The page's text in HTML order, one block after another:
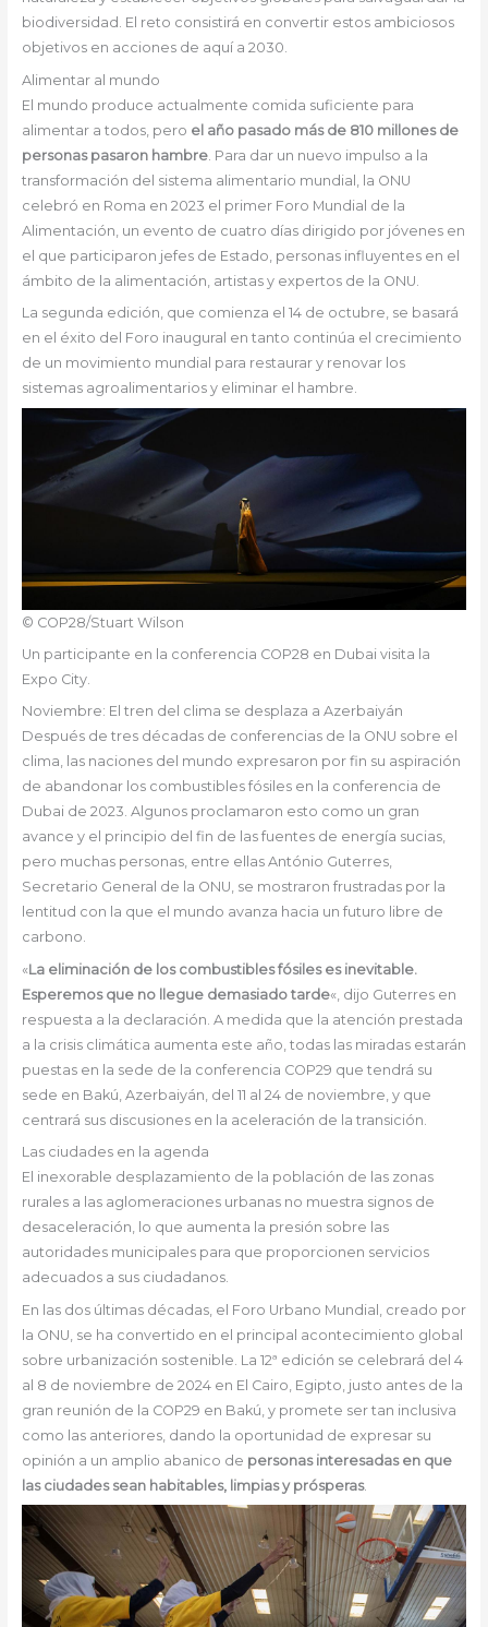
biodiversidad. El reto consistirá en convertir estos ambiciosos
objetivos en acciones de aquí a 2030.
Alimentar al mundo
El mundo produce actualmente comida suficiente para
alimentar a todos, pero el año pasado más de 810 millones de
personas pasaron hambre. Para dar un nuevo impulso a la
transformación del sistema alimentario mundial, la ONU
celebró en Roma en 2023 el primer Foro Mundial de la
Alimentación, un evento de cuatro días dirigido por jóvenes en
el que participaron jefes de Estado, personas influyentes en el
ámbito de la alimentación, artistas y expertos de la ONU.
La segunda edición, que comienza el 14 de octubre, se basará
en el éxito del Foro inaugural en tanto continúa el crecimiento
de un movimiento mundial para restaurar y renovar los
sistemas agroalimentarios y eliminar el hambre.
© COP28/Stuart Wilson
Un participante en la conferencia COP28 en Dubai visita la
Expo City.
Noviembre: El tren del clima se desplaza a Azerbaiyán
Después de tres décadas de conferencias de la ONU sobre el
clima, las naciones del mundo expresaron por fin su aspiración
de abandonar los combustibles fósiles en la conferencia de
Dubai de 2023. Algunos proclamaron esto como un gran
avance y el principio del fin de las fuentes de energía sucias,
pero muchas personas, entre ellas António Guterres,
Secretario General de la ONU, se mostraron frustradas por la
lentitud con la que el mundo avanza hacia un futuro libre de
carbono.
«La eliminación de los combustibles fósiles es inevitable.
Esperemos que no llegue demasiado tarde«, dijo Guterres en
respuesta a la declaración. A medida que la atención prestada
a la crisis climática aumenta este año, todas las miradas estarán
puestas en la sede de la conferencia COP29 que tendrá su
sede en Bakú, Azerbaiyán, del 11 al 24 de noviembre, y que
centrará sus discusiones en la aceleración de la transición.
Las ciudades en la agenda
El inexorable desplazamiento de la población de las zonas
rurales a las aglomeraciones urbanas no muestra signos de
desaceleración, lo que aumenta la presión sobre las
autoridades municipales para que proporcionen servicios
adecuados a sus ciudadanos.
En las dos últimas décadas, el Foro Urbano Mundial, creado por
la ONU, se ha convertido en el principal acontecimiento global
sobre urbanización sostenible. La 12ª edición se celebrará del 4
al 8 de noviembre de 2024 en El Cairo, Egipto, justo antes de la
gran reunión de la COP29 en Bakú, y promete ser tan inclusiva
como las anteriores, dando la oportunidad de expresar su
opinión a un amplio abanico de personas interesadas en que
las ciudades sean habitables, limpias y prósperas.